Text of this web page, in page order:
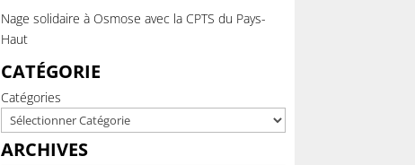
Nage solidaire à Osmose avec la CPTS du Pays-
Haut
CATÉGORIE
Catégories
ARCHIVES